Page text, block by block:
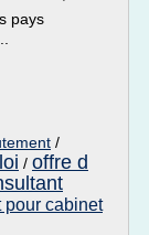
pays
/
/ offre d
pour cabinet